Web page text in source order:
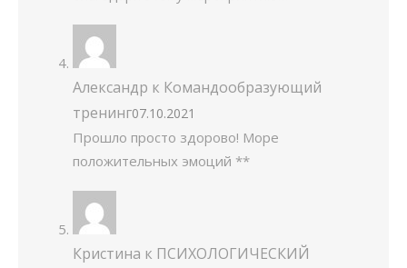
Александр к Командообразующий
тренинг07.10.2021
Прошло просто здорово! Море
положительных эмоций **
Кристина к ПСИХОЛОГИЧЕСКИЙ